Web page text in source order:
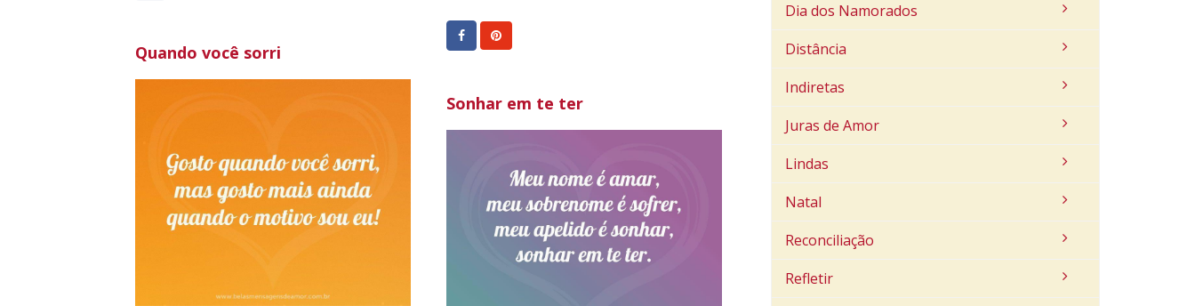
Quando você sorri
Sonhar em te ter
Dia dos Namorados
Distância
Indiretas
Juras de Amor
Lindas
Natal
Reconciliação
Refletir